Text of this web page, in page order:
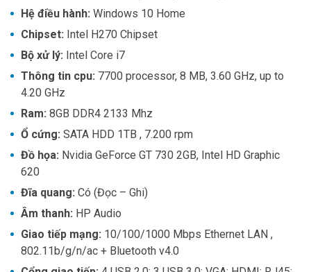
Hệ điều hành: Windows 10 Home
Chipset: Intel H270 Chipset
Bộ xử lý: Intel Core i7
Thông tin cpu: 7700 processor, 8 MB, 3.60 GHz, up to
4.20 GHz
Ram: 8GB DDR4 2133 Mhz
Ổ cứng: SATA HDD 1TB , 7.200 rpm
Đồ họa: Nvidia GeForce GT 730 2GB, Intel HD Graphic
620
Đĩa quang: Có (Đọc – Ghi)
Âm thanh: HP Audio
Giao tiếp mạng: 10/100/1000 Mbps Ethernet LAN ,
802.11b/g/n/ac + Bluetooth v4.0